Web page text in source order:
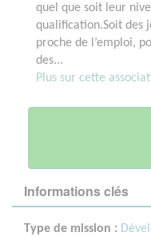
quel que soit leur
qualification.Soit des
proche de l’emploi,
des...
Plus sur cette
Informations clés
Type de mission :